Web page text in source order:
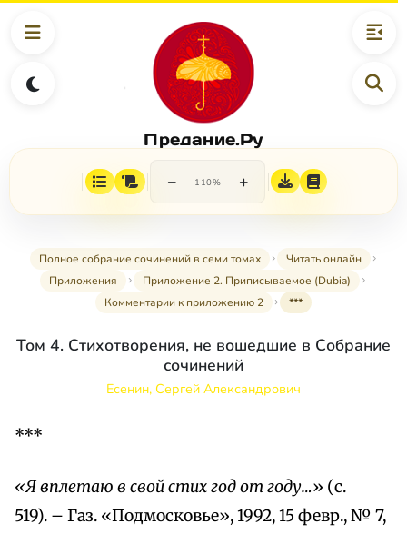
Предание.Ру
− 110% +
Полное собрание сочинений в семи томах
Читать онлайн
Приложения
Приложение 2. Приписываемое (Dubia)
Комментарии к приложению 2
***
Том 4. Стихотворения, не вошедшие в Собрание
сочинений
Есенин, Сергей Александрович
***
«Я вплетаю в свой стих год от году…» (с.
519). – Газ. «Подмосковье», 1992, 15 февр., № 7,